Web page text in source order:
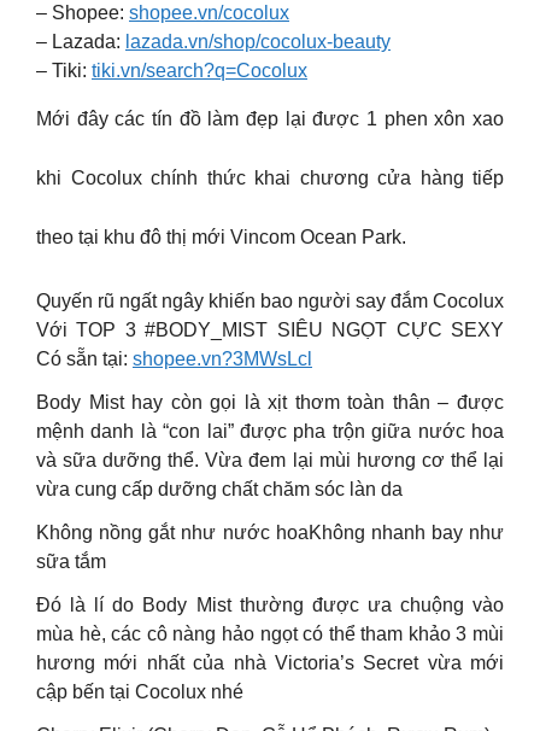
– Shopee: shopee.vn/cocolux
– Lazada: lazada.vn/shop/cocolux-beauty
– Tiki: tiki.vn/search?q=Cocolux
Mới đây các tín đồ làm đẹp lại được 1 phen xôn xao
khi Cocolux chính thức khai chương cửa hàng tiếp
theo tại khu đô thị mới Vincom Ocean Park.
Quyến rũ ngất ngây khiến bao người say đắm Cocolux
Với TOP 3 #BODY_MIST SIÊU NGỌT CỰC SEXY
Có sẵn tại: shopee.vn?3MWsLcl
Body Mist hay còn gọi là xịt thơm toàn thân – được
mệnh danh là “con lai” được pha trộn giữa nước hoa
và sữa dưỡng thể. Vừa đem lại mùi hương cơ thể lại
vừa cung cấp dưỡng chất chăm sóc làn da
Không nồng gắt như nước hoaKhông nhanh bay như
sữa tắm
Đó là lí do Body Mist thường được ưa chuộng vào
mùa hè, các cô nàng hảo ngọt có thể tham khảo 3 mùi
hương mới nhất của nhà Victoria’s Secret vừa mới
cập bến tại Cocolux nhé